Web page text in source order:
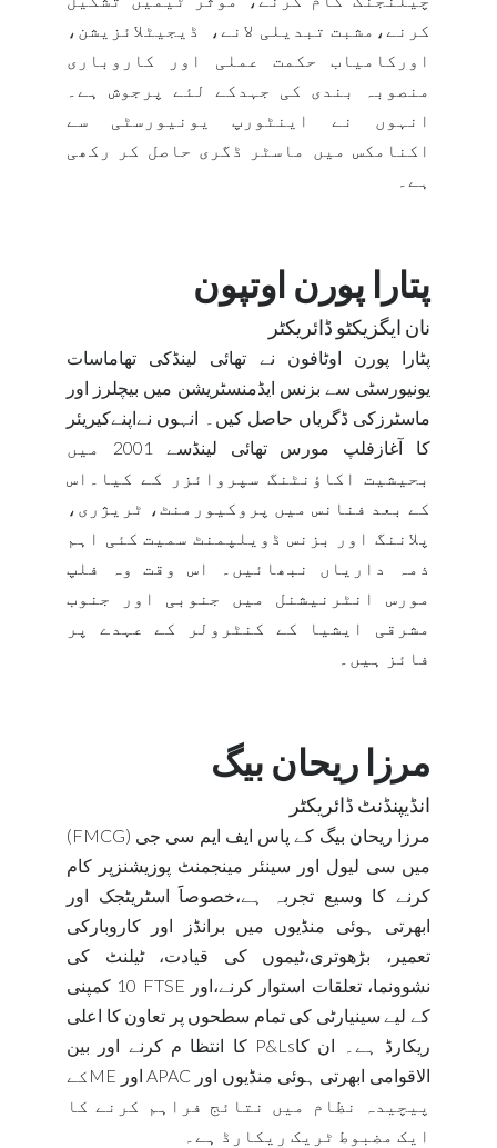
کرنے،مشبت تبدیلی لانے،
ڈیجیٹلائزیشن،
اورکامیاب حکمت عملی اور کاروباری
منصوبہ بندی کی جہدکے لئے پرجوش ہے۔
انہوں نے اینٹورپ یونیورسٹی سے
اکنامکس میں ماسٹر ڈگری حاصل کر رکھی
ہے۔
پتارا پورن اوتپون
نان ایگزیکٹو ڈائریکٹر
پٹارا پورن اوٹافون نے تھائی لینڈکی تھاماسات
یونیورسٹی سے بزنس ایڈمنسٹریشن میں بیچلرز اور
ماسٹرزکی ڈگریاں حاصل کیں۔ انہوں نےاپنےکیریئر
کا آغازفلپ مورس تھائی لینڈسے 2001 میں
بحیشیت اکاؤنٹنگ سپروائزر کے کیا۔اس
کے بعد فنانس میں پروکیورمنٹ، ٹریژری،
پلاننگ اور بزنس ڈویلپمنٹ سمیت کئی اہم
ذمہ داریاں نبھائیں۔ اس وقت وہ فلپ
مورس انٹرنیشنل میں جنوبی اور جنوب
مشرقی ایشیا کے کنٹرولر کے عہدے پر
فائز ہیں۔
مرزا ریحان بیگ
انڈیپنڈنٹ ڈائریکٹر
مرزا ریحان بیگ کے پاس ایف ایم سی جی (FMCG
)
میں سی لیول اور سینئر مینجمنٹ پوزیشنزپر کام
کرنے کا وسیع تجربہ ہے،خصوصاََ اسٹریٹجک اور
ابھرتی ہوئی منڈیوں میں برانڈز اور کاروبارکی
تعمیر، بڑھوتری،ٹیموں کی قیادت، ٹیلنٹ کی
نشوونما، تعلقات استوار کرنے،اور FTSE
10 کمپنی
کے لیے سینیارٹی کی تمام سطحوں پر تعاون کا اعلی
ریکارڈ ہے۔ ان کاP&Ls کا انتظا م کرنے اور بین
الاقوامی ابھرتی ہوئی منڈیوں اور APACاور ME کے
پیچیدہ نظام میں نتائج فراہم کرنے کا
ایک مضبوط ٹریک ریکارڈ ہے۔